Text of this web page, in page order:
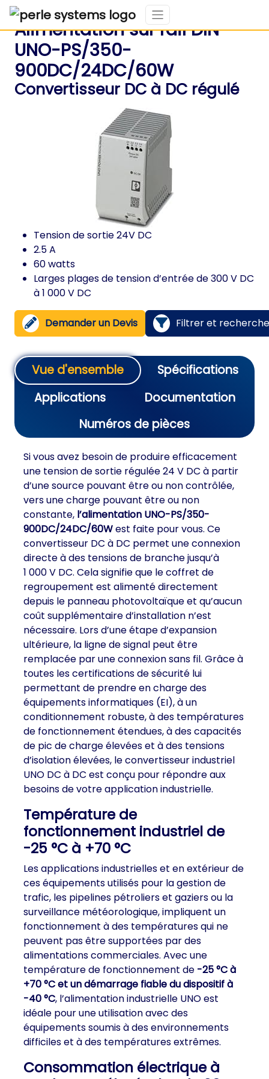
Alimentation sur rail DIN
UNO-PS/350-
900DC/24DC/60W
Convertisseur DC à DC régulé
Tension de sortie 24V DC
2.5 A
60 watts
Larges plages de tension d’entrée de 300 V DC
à 1 000 V DC
Demander un Devis Filtrer et
Vue d'ensemble
Spécifications
Applications
Documentation
Numéros de pièces
Si vous avez besoin de produire efficacement
une tension de sortie régulée 24 V DC à partir
d’une source pouvant être ou non contrôlée,
vers une charge pouvant être ou non
constante, l’alimentation UNO-PS/350-
900DC/24DC/60West faite pour vous. Ce
convertisseur DC à DC permet une connexion
directe à des tensions de branche jusqu’à
1 000 V DC. Cela signifie que le coffret de
regroupement est alimenté directement
depuis le panneau photovoltaïque et qu’aucun
coût supplémentaire d’installation n’est
nécessaire. Lors d’une étape d’expansion
ultérieure, la ligne de signal peut être
remplacée par une connexion sans fil. Grâce à
toutes les certifications de sécurité lui
permettant de prendre en charge des
équipements informatiques (EI), à un
conditionnement robuste, à des températures
de fonctionnement étendues, à des capacités
de pic de charge élevées et à des tensions
d’isolation élevées, le convertisseur industriel
UNO DC à DC est conçu pour répondre aux
besoins de votre application industrielle.
Température de
fonctionnement industriel de
-25 °C à +70 °C
Les applications industrielles et en extérieur de
ces équipements utilisés pour la gestion de
trafic, les pipelines pétroliers et gaziers ou la
surveillance météorologique, impliquent un
fonctionnement à des températures qui ne
peuvent pas être supportées par des
alimentations commerciales. Avec une
température de fonctionnement de -25 °C à
+70 °C et un démarrage fiable du dispositif à
-40 °C, l’alimentation industrielle UNO est
idéale pour une utilisation avec des
équipements soumis à des environnements
difficiles et à des températures extrêmes.
Consommation électrique à